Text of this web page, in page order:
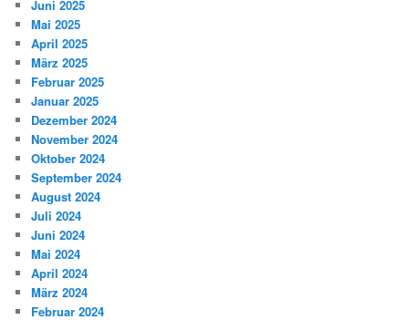
Juni 2025
Mai 2025
April 2025
März 2025
Februar 2025
Januar 2025
Dezember 2024
November 2024
Oktober 2024
September 2024
August 2024
Juli 2024
Juni 2024
Mai 2024
April 2024
März 2024
Februar 2024